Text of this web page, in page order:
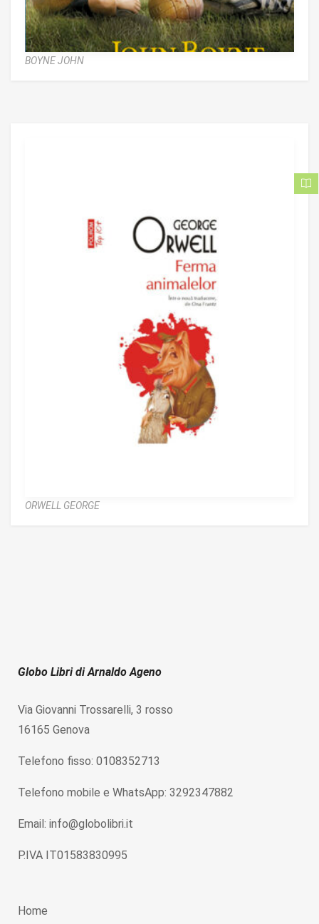
BOYNE JOHN
ORWELL GEORGE
Globo Libri di Arnaldo Ageno
Via Giovanni Trossarelli, 3 rosso
16165 Genova
Telefono fisso: 0108352713
Telefono mobile e WhatsApp: 3292347882
Email: info@globolibri.it
P.IVA IT01583830995
Home